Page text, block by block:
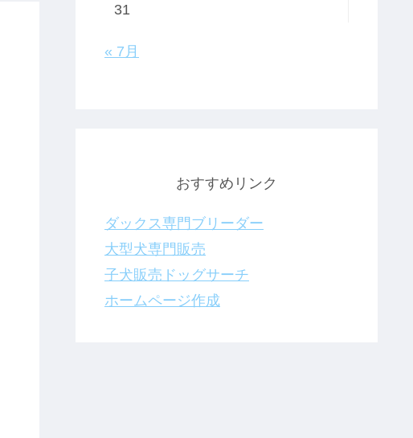
31
« 7月
おすすめリンク
ダックス専門ブリーダー
大型犬専門販売
子犬販売ドッグサーチ
ホームページ作成